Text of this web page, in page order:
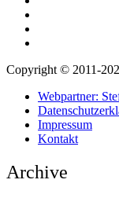
Copyright © 2011-
Webpartner:
Impressum
Kontakt
Archive